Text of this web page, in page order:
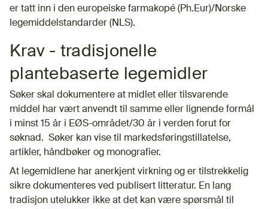
er tatt inn i den europeiske farmakopé (Ph.Eur)/Norske
legemiddelstandarder (NLS).
Krav - tradisjonelle
plantebaserte legemidler
Søker skal dokumentere at midlet eller tilsvarende
middel har vært anvendt til samme eller lignende formål
i minst 15 år i EØS-området/30 år i verden forut for
søknad. Søker kan vise til markedsføringstillatelse,
artikler, håndbøker og monografier.
At legemidlene har anerkjent virkning og er tilstrekkelig
sikre dokumenteres ved publisert litteratur. En lang
tradisjon utelukker ikke at det kan være spørsmål til